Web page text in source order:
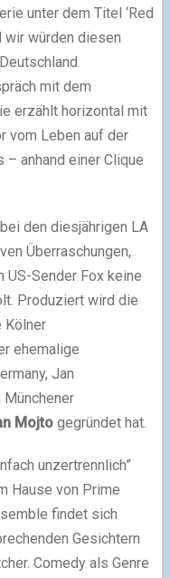
unter dem Titel ‘Red
wir würden diesen
mit dem
erzählt horizontal mit
vom Leben auf der
– anhand einer Clique
den diesjährigen LA
Überraschungen,
US-Sender Fox keine
Produziert wird die
Kölner
ehemalige
Jan
Mojtogegründet hat.
unzertrennlich”
Hause von Prime
findet sich
Gesichtern
Comedy als Genre